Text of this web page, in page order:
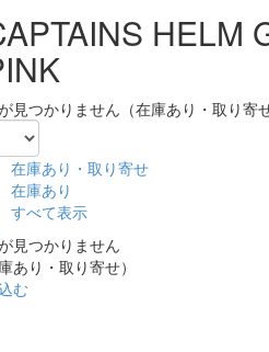
HELM
見つかりません（在庫あり・取り寄せ
在庫あり・取り寄せ
在庫あり
すべて表示
見つかりません
あり・取り寄せ）
む